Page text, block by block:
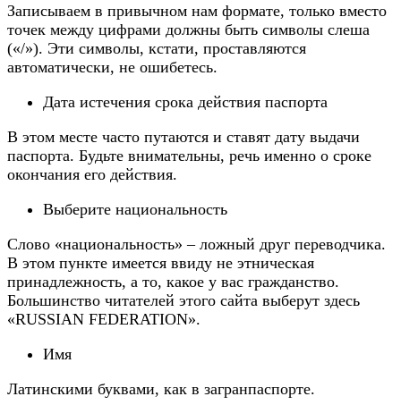
Записываем в привычном нам формате, только вместо
точек между цифрами должны быть символы слеша
(«/»). Эти символы, кстати, проставляются
автоматически, не ошибетесь.
Дата истечения срока действия паспорта
В этом месте часто путаются и ставят дату выдачи
паспорта. Будьте внимательны, речь именно о сроке
окончания его действия.
Выберите национальность
Слово «национальность» – ложный друг переводчика.
В этом пункте имеется ввиду не этническая
принадлежность, а то, какое у вас гражданство.
Большинство читателей этого сайта выберут здесь
«RUSSIAN FEDERATION».
Имя
Латинскими буквами, как в загранпаспорте.